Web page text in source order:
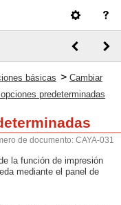
básicas > Cambiar
predeterminadas
de documento: CAYA-031
la función de impresión
mediante el panel de